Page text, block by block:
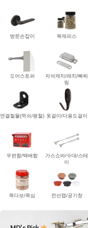
방문손잡이 목재피스
도어스토퍼
자석캐치/래치/빠찌
링
연결철물(꺽쇠/평철) 옷걸이/다용도걸이
우편함/택배함
가스쇼바/수대/스테
이
목다보/목심 전선캡/공기창